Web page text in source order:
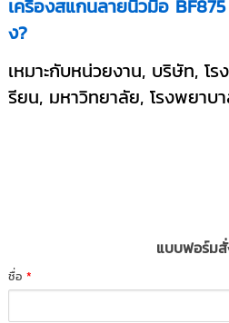
เครื่องสแกนลายนิ้วมือ BF875
ง?
เหมาะกับหน่วยงาน, บริษัท, โร
รียน, มหาวิทยาลัย, โรงพยาบ
แบบฟอร์ม
ชื่อ*